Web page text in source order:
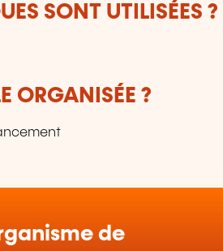
SONT UTILISÉES ?
ORGANISÉE ?
de